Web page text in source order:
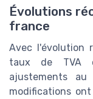
Évolutions
france
Avec l'évolution
taux de TVA
ajustements au
modifications